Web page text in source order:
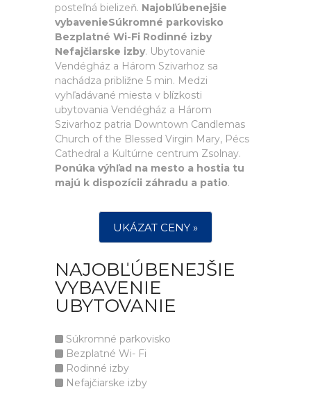
posteľná bielizeň. Najobľúbenejšie
vybavenieSúkromné parkovisko
Bezplatné Wi-Fi Rodinné izby
Nefajčiarske izby. Ubytovanie
Vendégház a Három Szivarhoz sa
nachádza približne 5 min. Medzi
vyhľadávané miesta v blízkosti
ubytovania Vendégház a Három
Szivarhoz patria Downtown Candlemas
Church of the Blessed Virgin Mary, Pécs
Cathedral a Kultúrne centrum Zsolnay.
Ponúka výhľad na mesto a hostia tu
majú k dispozícii záhradu a patio.
UKÁZAT CENY »
NAJOBĽÚBENEJŠIE
VYBAVENIE
UBYTOVANIE
Súkromné parkovisko
Bezplatné Wi- Fi
Rodinné izby
Nefajčiarske izby